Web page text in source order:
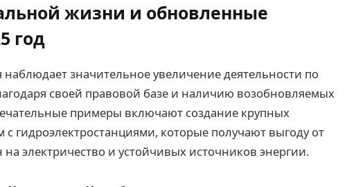
жизни и обновленные
год
значительное увеличение деятельности по
своей правовой базе и наличию возобновляемых
примеры включают создание крупных
гидроэлектростанциями, которые получают выгоду от
электричество и устойчивых источников энергии.